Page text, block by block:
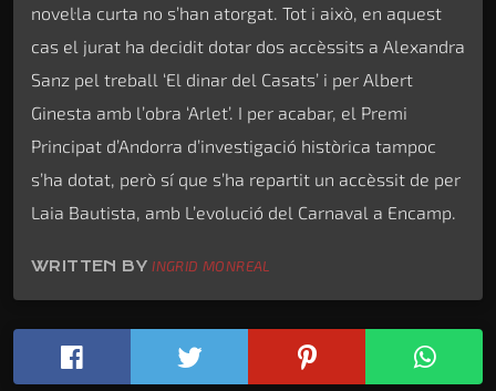
novel·la curta no s’han atorgat. Tot i això, en aquest
cas el jurat ha decidit dotar dos accèssits a Alexandra
Sanz pel treball ‘El dinar del Casats’ i per Albert
Ginesta amb l’obra ‘Arlet’. I per acabar, el Premi
Principat d’Andorra d’investigació històrica tampoc
s’ha dotat, però sí que s’ha repartit un accèssit de per
Laia Bautista, amb L’evolució del Carnaval a Encamp.
WRITTEN BYINGRID MONREAL